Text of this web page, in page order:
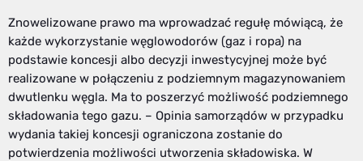
Znowelizowane prawo ma wprowadzać regułę mówiącą, że
każde wykorzystanie węglowodorów (gaz i ropa) na
podstawie koncesji albo decyzji inwestycyjnej może być
realizowane w połączeniu z podziemnym magazynowaniem
dwutlenku węgla. Ma to poszerzyć możliwość podziemnego
składowania tego gazu. – Opinia samorządów w przypadku
wydania takiej koncesji ograniczona zostanie do
potwierdzenia możliwości utworzenia składowiska. W